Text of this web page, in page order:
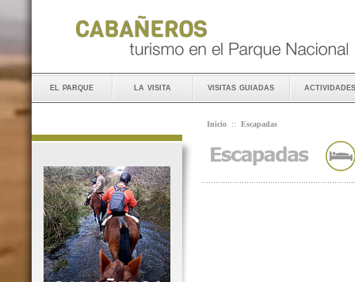
el parque la visita visitas guiadas actividades
Inicio :: Escapadas